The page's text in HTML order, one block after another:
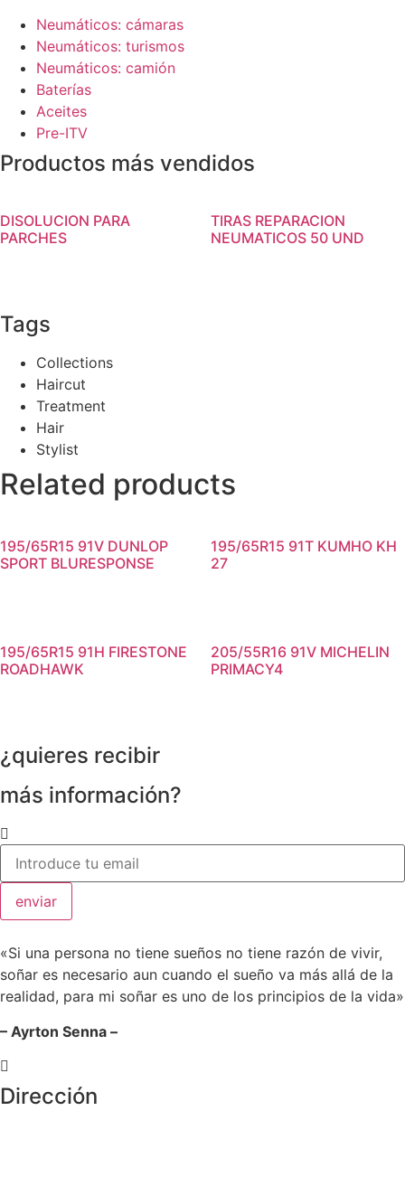
Neumáticos: cámaras
Neumáticos: turismos
Neumáticos: camión
Baterías
Aceites
Pre-ITV
Productos más vendidos
DISOLUCION PARA
PARCHES
TIRAS REPARACION
NEUMATICOS 50 UND
Tags
Collections
Haircut
Treatment
Hair
Stylist
Related products
195/65R15 91V DUNLOP
SPORT BLURESPONSE
195/65R15 91T KUMHO KH
27
195/65R15 91H FIRESTONE
ROADHAWK
205/55R16 91V MICHELIN
PRIMACY4
¿quieres recibir
más información?
enviar
«Si una persona no tiene sueños no tiene razón de vivir,
soñar es necesario aun cuando el sueño va más allá de la
realidad, para mi soñar es uno de los principios de la vida»
– Ayrton Senna –
Dirección